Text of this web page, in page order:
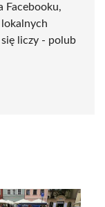
Facebooku,
liczy - polub